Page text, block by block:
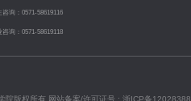
咨询：0571-58619116
咨询：0571-58619118
院版权所有 网站备案/许可证号 : 浙ICP备12028388